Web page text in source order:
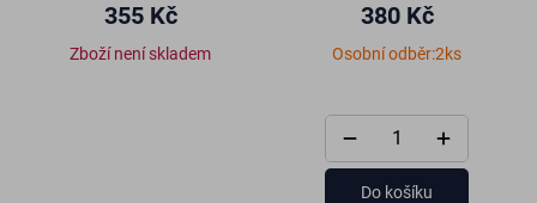
355 Kč
Zboží není skladem
380 Kč
Osobní odběr:2ks
Do košíku